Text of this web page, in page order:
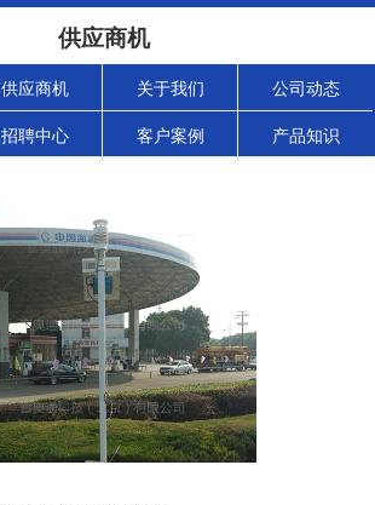
供应商机
供应商机 关于我们 公司动态
招聘中心 客户案例 产品知识